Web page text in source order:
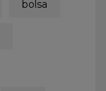
bolsa